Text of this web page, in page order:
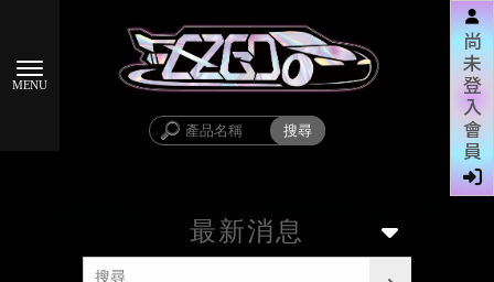
尚
未
登
入
會
員
最新消息